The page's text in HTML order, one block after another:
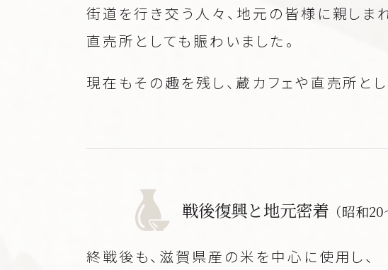
街道を行き交う人々、地元の皆様に親しまれ
直売所としても賑わいました。
現在もその趣を残し、蔵カフェや直売所と
戦後復興と地元密着（昭和20
終戦後も、滋賀県産の米を中心に使用し、